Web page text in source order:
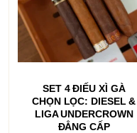
ĐỌC TIẾP
SET 4 ĐIẾU XÌ GÀ
CHỌN LỌC: DIESEL &
LIGA UNDERCROWN
ĐẲNG CẤP